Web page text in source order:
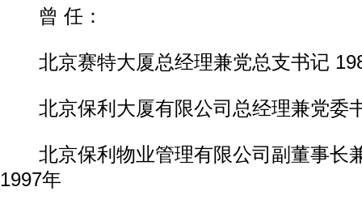
曾 任：
北京赛特大厦总经理兼党总支书记
北京保利大厦有限公司总经理兼党委
北京保利物业管理有限公司副董事长
1997年